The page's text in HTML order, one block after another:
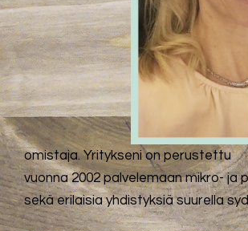
omistaja. Yritykseni on perustettu
vuonna 2002 palvelemaan mikro- ja
sekä erilaisia yhdistyksiä suurella